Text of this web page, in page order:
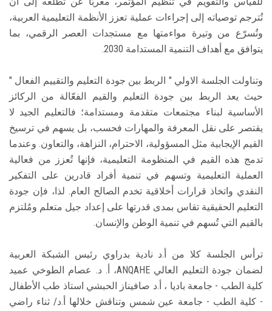
تُترجم توصياته إلى إجراءات عملية تعزز الأنظمة التعليمية العربية،
وتُسرّع من وتيرة مواءمتها مع مستجدات العصر الرقمي، بما
يتوافق مع أهداف التنمية المستدامة 2030.
وتناولت الجلسة الاولي " الربط بين جودة التعليم والتقييم الفعال "
حيث يعد الربط بين جودة التعليم والقيم الفعّالة من الركائز
الأساسية لبناء مجتمعات متقدمة ومستدامة؛ فالتعليم الجيد لا
يقتصر على نقل المعرفة والمهارات فحسب، بل يسهم في ترسيخ
القيم الإيجابية مثل المسؤولية، الاحترام، النزاهة، والتعاون. وعندما
تدمج هذه القيم في المنظومة التعليمية، فإنها تُعزز من فعالية
العملية التعليمية وتسهم في تنمية أفراد قادرين على التفكير
النقدي واتخاذ قرارات أخلاقية تخدم الصالح العام. لذا، فإن جودة
التعليم الحقيقية تقاس بمدى قدرتها على إعداد جيل متعلم ومُلتزم
بالقيم التي تُسهم في تنمية الوطن والإنسان.
ترأس الجلسة كلا من أ.د نادية بدراوي رئيس الشبكة العربية
لضمان جودة التعليم العالي ANQAHE، أ. د. عصام الطوخي عميد
كلية الطب - جامعة باديا ، أ.د صافيناز الحبشي استاذ طب الأطفال
- كلية الطب - جامعة عين شمس وتناقش خلالها أ.د/ ثناء راضي